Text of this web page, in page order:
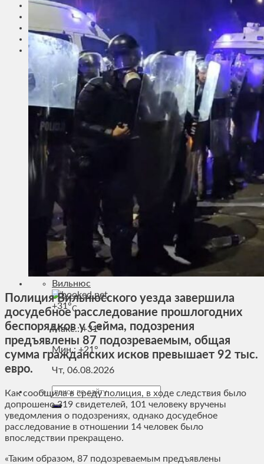
Калейдоскоп
Сейм Литвы
Культура
Больше
Фоторепортаж
Туризм
ЛК рекомендует
Сеньорам
Образование
Здравоохранение
Экология
Происшествия
Приграничье
Деньги
Агроновости
Едим дома
Ищу семью
Духовное пространство
Спорт
Технологии
Энергетика
Вильнюс
+31°C
Макс.:+31°
Мин.: +21°
Чт, 06.08.2026
Полиция Вильнюсского уезда завершила
досудебное расследование прошлогодних
беспорядков у Сейма, подозрения
предъявлены 87 подозреваемым, общая
сумма гражданских исков превышает 92 тыс.
евро.
Как сообщила в среду полиция, в ходе следствия было
допрошено 319 свидетелей, 101 человеку вручены
уведомления о подозрениях, однако досудебное
расследование в отношении 14 человек было
впоследствии прекращено.
«Таким образом, 87 подозреваемым предъявлены